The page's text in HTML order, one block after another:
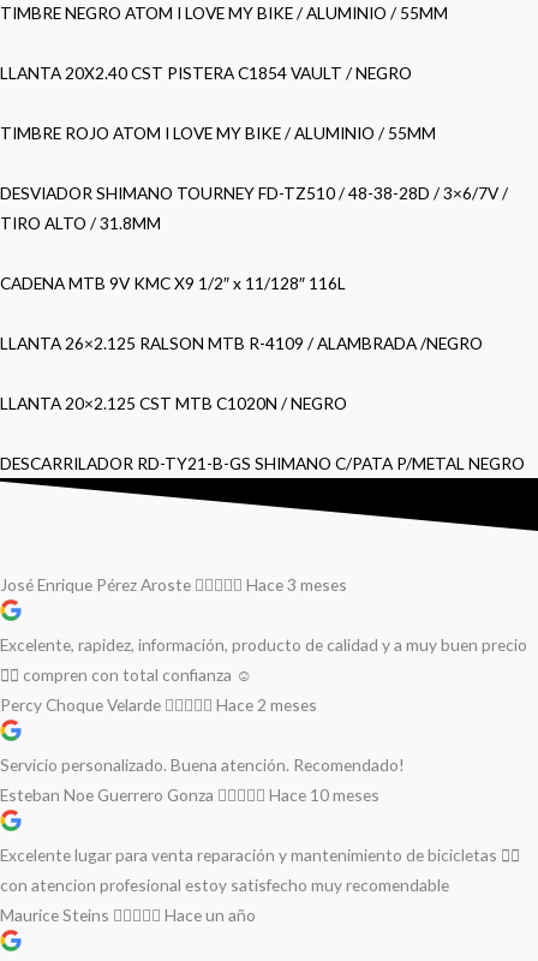
TIMBRE NEGRO ATOM I LOVE MY BIKE / ALUMINIO / 55MM
LLANTA 20X2.40 CST PISTERA C1854 VAULT / NEGRO
TIMBRE ROJO ATOM I LOVE MY BIKE / ALUMINIO / 55MM
DESVIADOR SHIMANO TOURNEY FD-TZ510 / 48-38-28D / 3×6/7V /
TIRO ALTO / 31.8MM
CADENA MTB 9V KMC X9 1/2″ x 11/128″ 116L
LLANTA 26×2.125 RALSON MTB R-4109 / ALAMBRADA /NEGRO
LLANTA 20×2.125 CST MTB C1020N / NEGRO
DESCARRILADOR RD-TY21-B-GS SHIMANO C/PATA P/METAL NEGRO
José Enrique Pérez Aroste Hace 3 meses
Excelente, rapidez, información, producto de calidad y a muy buen precio
👌🏻 compren con total confianza ☺️
Percy Choque Velarde
Hace 2 meses
Servicio personalizado. Buena atención. Recomendado!
Esteban Noe Guerrero Gonza
Hace 10 meses
Excelente lugar para venta reparación y mantenimiento de bicicletas 🚵‍♀️
con atencion profesional estoy satisfecho muy recomendable
Maurice Steins
Hace un año